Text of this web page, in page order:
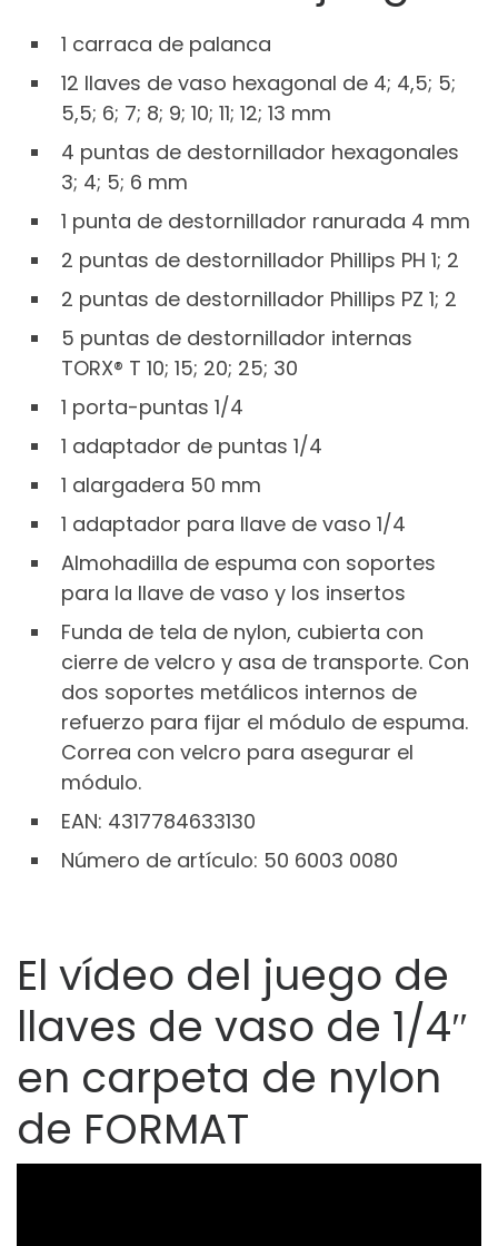
1 carraca de palanca
12 llaves de vaso hexagonal de 4; 4,5; 5;
5,5; 6; 7; 8; 9; 10; 11; 12; 13 mm
4 puntas de destornillador hexagonales
3; 4; 5; 6 mm
1 punta de destornillador ranurada 4 mm
2 puntas de destornillador Phillips PH 1; 2
2 puntas de destornillador Phillips PZ 1; 2
5 puntas de destornillador internas
TORX® T 10; 15; 20; 25; 30
1 porta-puntas 1/4
1 adaptador de puntas 1/4
1 alargadera 50 mm
1 adaptador para llave de vaso 1/4
Almohadilla de espuma con soportes
para la llave de vaso y los insertos
Funda de tela de nylon, cubierta con
cierre de velcro y asa de transporte. Con
dos soportes metálicos internos de
refuerzo para fijar el módulo de espuma.
Correa con velcro para asegurar el
módulo.
EAN: 4317784633130
Número de artículo: 50 6003 0080
El vídeo del juego de
llaves de vaso de 1/4″
en carpeta de nylon
de FORMAT